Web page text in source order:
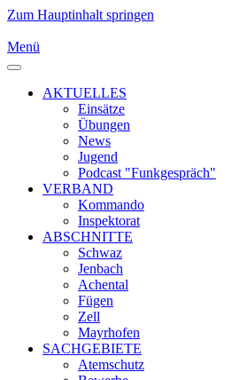
Zum Hauptinhalt springen
Menü
AKTUELLES
Einsätze
Übungen
News
Jugend
Podcast "Funkgespräch"
VERBAND
Kommando
Inspektorat
ABSCHNITTE
Schwaz
Jenbach
Achental
Fügen
Zell
Mayrhofen
SACHGEBIETE
Atemschutz